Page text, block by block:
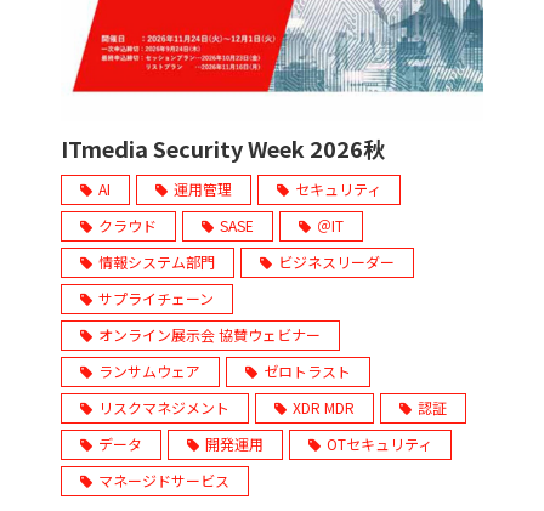
ITmedia Security Week 2026秋
AI 運用管理
セキュリティ
クラウド
SASE
＠IT
情報システム部門
ビジネスリーダー
サプライチェーン
オンライン展示会 協賛ウェビナー
ランサムウェア
ゼロトラスト
リスクマネジメント
XDR MDR
認証
データ
開発運用
OTセキュリティ
マネージドサービス